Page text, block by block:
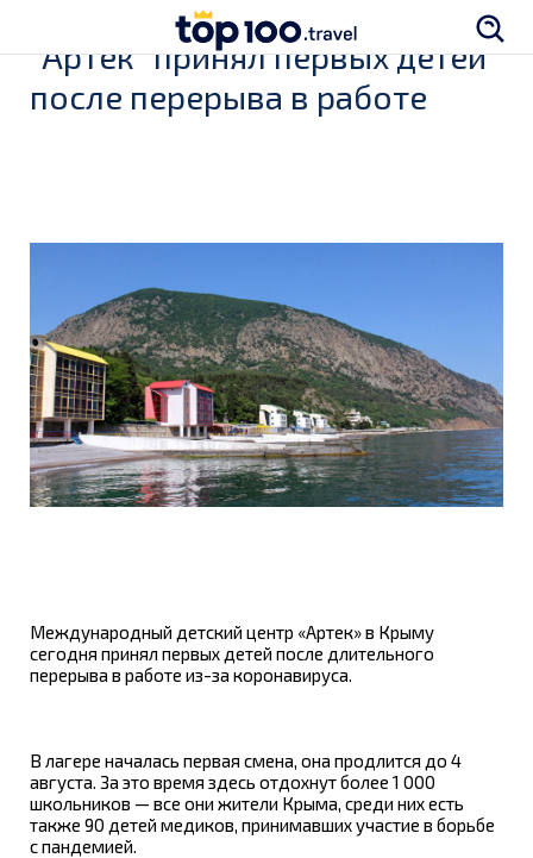
"Артек" принял первых детей
после перерыва в работе
Международный детский центр «Артек» в Крыму
сегодня принял первых детей после длительного
перерыва в работе из-за коронавируса.
В лагере началась первая смена, она продлится до 4
августа. За это время здесь отдохнут более 1 000
школьников — все они жители Крыма, среди них есть
также 90 детей медиков, принимавших участие в борьбе
с пандемией.